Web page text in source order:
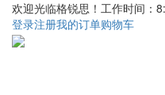
欢迎光临格锐思！工作时间：
登录注册我的订单购物车